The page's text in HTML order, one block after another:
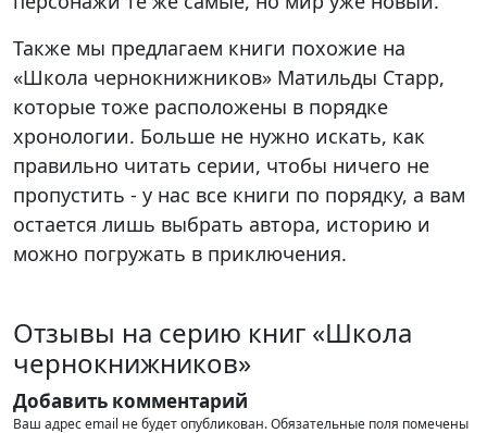
Также мы предлагаем книги похожие на
«Школа чернокнижников» Матильды Старр,
которые тоже расположены в порядке
хронологии. Больше не нужно искать, как
правильно читать серии, чтобы ничего не
пропустить - у нас все книги по порядку, а вам
остается лишь выбрать автора, историю и
можно погружать в приключения.
Отзывы на серию книг «Школа
чернокнижников»
Добавить комментарий
Ваш адрес email не будет опубликован.Обязательные поля помечены